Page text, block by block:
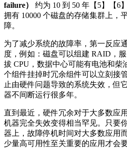
failure）
约为 10 到 50 年【5】【6
拥有 10000 个磁盘的存储集群上，
障。
为了减少系统的故障率，第一反应
度，例如：磁盘可以组建 RAID，
拔 CPU，数据中心可能有电池和柴
个组件挂掉时冗余组件可以立刻接
止由硬件问题导致的系统失效，但
器不间断运行很多年。
直到最近，硬件冗余对于大多数应
机器完全失效变得相当罕见。只要
器上，故障停机时间对大多数应用
少量高可用性至关重要的应用才会